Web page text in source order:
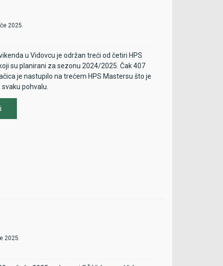
prvaka (PSBPŽ, PSGZ, PSŠKŽ)
županije nije održao županijsku završnicu
(HPS Masters lista) otkazao nastup
(HPS Masters lista) otkazao nastup
lista 3. Lige je pomaknuta za 3
2025.
u Vidovcu je održan treći od četiri HPS
su planirani za sezonu 2024/2025. Čak 407
je nastupilo na trećem HPS Mastersu što je
pohvalu.
2025.